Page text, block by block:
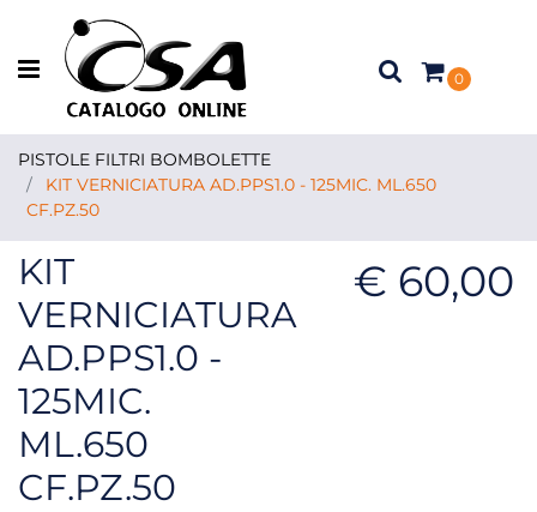
Open menu
0
PISTOLE FILTRI BOMBOLETTE
KIT VERNICIATURA AD.PPS1.0 - 125MIC. ML.650
CF.PZ.50
KIT
VERNICIATURA
AD.PPS1.0 -
125MIC.
ML.650
CF.PZ.50
€ 60,00